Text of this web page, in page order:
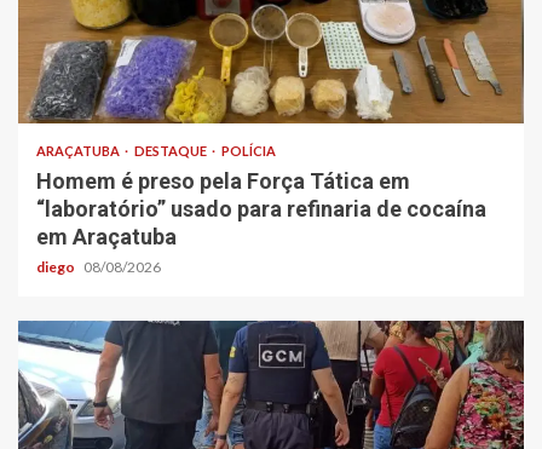
ARAÇATUBA DESTAQUE POLÍCIA
Homem é preso pela Força Tática em
“laboratório” usado para refinaria de cocaína
em Araçatuba
diego 08/08/2026